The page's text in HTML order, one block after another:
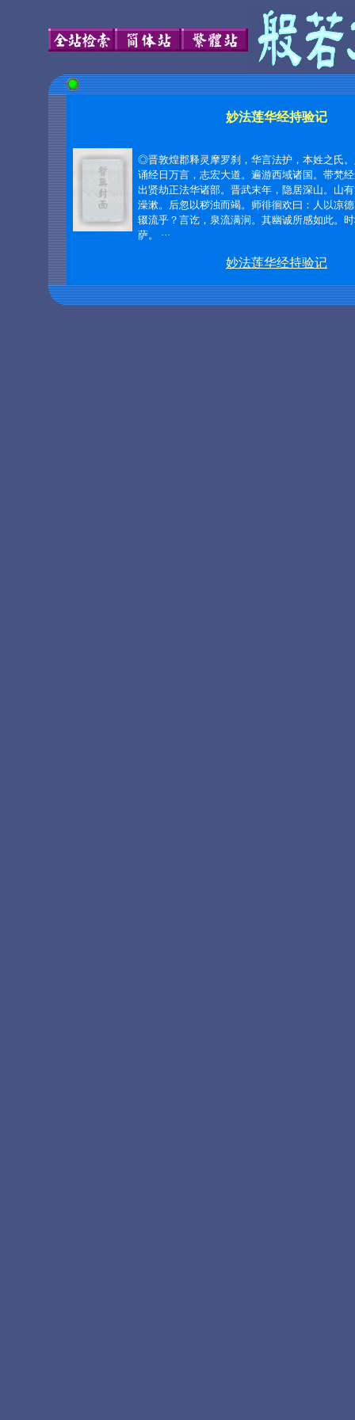
妙法莲华经持验记
◎晋敦煌郡释灵摩罗刹，华言法护，本姓之氏
诵经日万言，志宏大道。遍游西域诸国。带梵
出贤劫正法华诸部。晋武末年，隐居深山。山
澡漱。后忽以秽浊而竭。师徘徊欢曰：人以凉
辍流乎？言讫，泉流满涧。其幽诚所感如此。
萨。 ···
妙法莲华经持验记